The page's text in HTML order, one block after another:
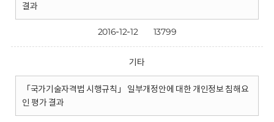
결과
2016-12-12 13799
기타
「국가기술자격법 시행규칙」 일부개정안에 대한 개인정보 침해요
인 평가 결과